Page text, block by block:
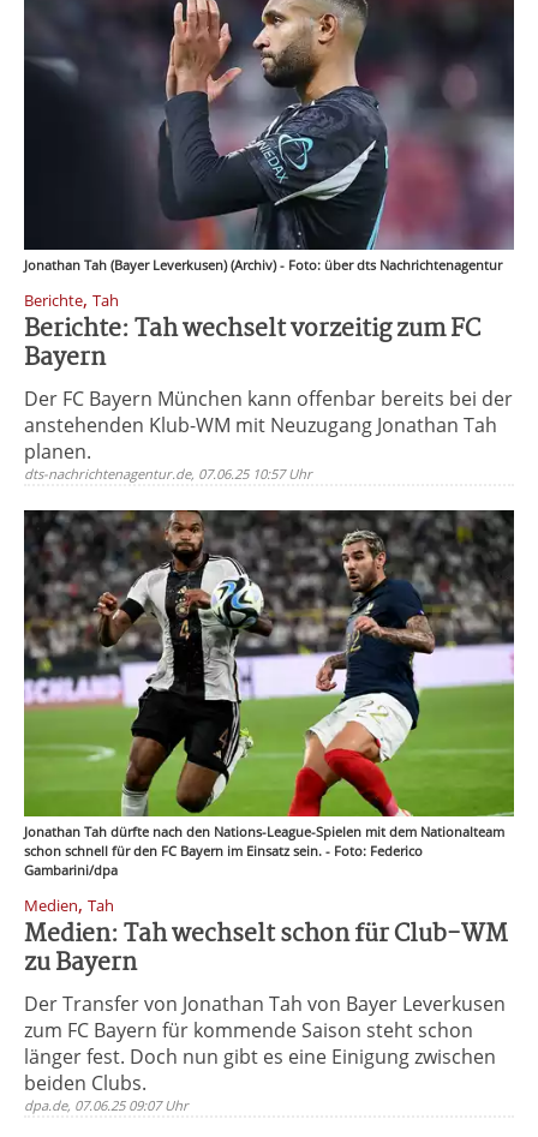
Jonathan Tah (Bayer Leverkusen) (Archiv) - Foto: über dts Nachrichtenagentur
Berichte, Tah
Berichte: Tah wechselt vorzeitig zum FC
Bayern
Der FC Bayern München kann offenbar bereits bei der
anstehenden Klub-WM mit Neuzugang Jonathan Tah
planen.
dts-nachrichtenagentur.de, 07.06.25 10:57 Uhr
Jonathan Tah dürfte nach den Nations-League-Spielen mit dem Nationalteam
schon schnell für den FC Bayern im Einsatz sein. - Foto: Federico
Gambarini/dpa
Medien, Tah
Medien: Tah wechselt schon für Club-WM
zu Bayern
Der Transfer von Jonathan Tah von Bayer Leverkusen
zum FC Bayern für kommende Saison steht schon
länger fest. Doch nun gibt es eine Einigung zwischen
beiden Clubs.
dpa.de, 07.06.25 09:07 Uhr